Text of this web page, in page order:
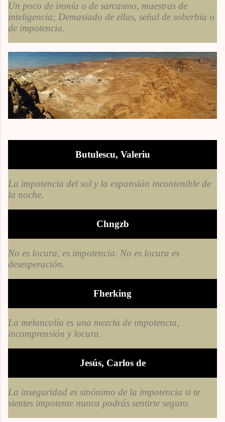
Un poco de ironía o de sarcasmo, muestras de
inteligencia; Demasiado de ellas, señal de soberbia o
de impotencia.
Butulescu, Valeriu
La impotencia del sol y la expansión incontenible de
la noche.
Chngzb
No es locura, es impotencia. No es locura es
desesperación.
Fherking
La melancolía es una mezcla de impotencia,
incomprensión y locura.
Jesús, Carlos de
La inseguridad es sinónimo de la impotencia si te
sientes impotente nunca podrás sentirte seguro.